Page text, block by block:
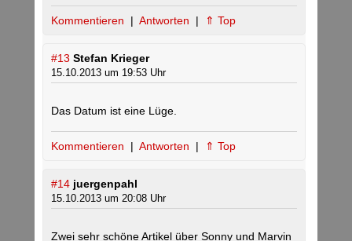
Kommentieren | Antworten | ⇑ Top
#13 Stefan Krieger
15.10.2013 um 19:53 Uhr
Das Datum ist eine Lüge.
Kommentieren | Antworten | ⇑ Top
#14 juergenpahl
15.10.2013 um 20:08 Uhr
Zwei sehr schöne Artikel über Sonny und Marvin